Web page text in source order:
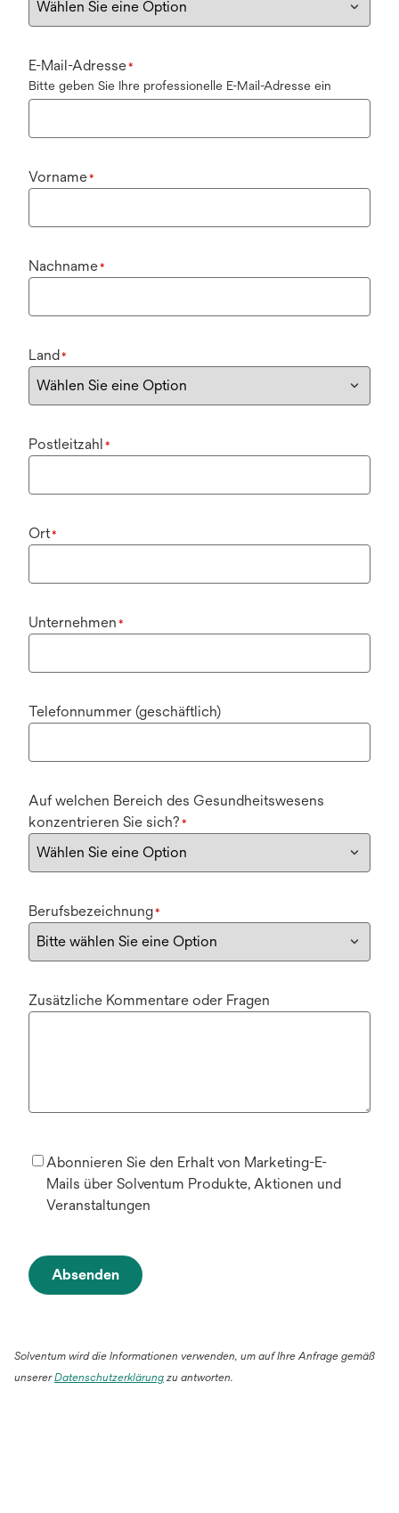
E-Mail-Adresse*
Bitte geben Sie Ihre professionelle E-Mail-Adresse ein
Vorname*
Nachname*
Land*
Postleitzahl *
Ort*
Unternehmen *
Telefonnummer (geschäftlich)
Auf welchen Bereich des Gesundheitswesens
konzentrieren Sie sich? *
Berufsbezeichnung*
Zusätzliche Kommentare oder Fragen
Abonnieren Sie den Erhalt von Marketing-E-
Mails über Solventum Produkte, Aktionen und
Veranstaltungen
Absenden
Solventum wird die Informationen verwenden, um auf Ihre Anfrage gemäß
unsererDatenschutzerklärung zu antworten.